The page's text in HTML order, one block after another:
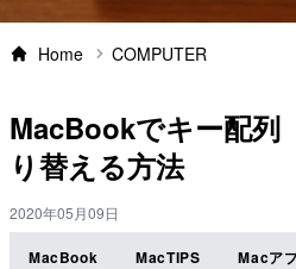
Home COMPUTER
MacBookでキー配列
り替える方法
2020年05月09日
MacBook MacTIPS Macア